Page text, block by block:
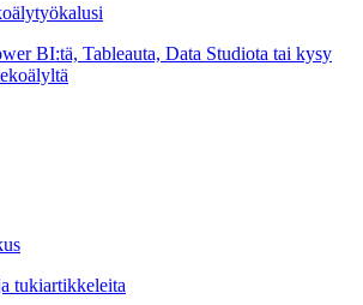
BI:tä, Tableauta, Data Studiota tai kysy
tukiartikkeleita